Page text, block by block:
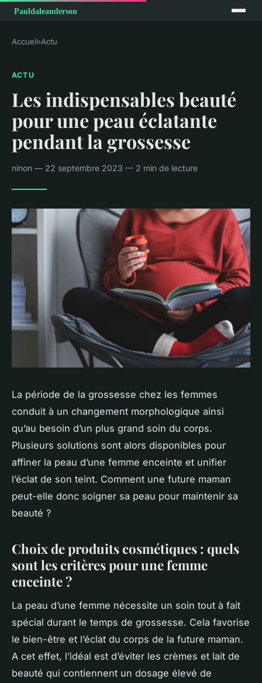
Accueil›Actu
ACTU
Les indispensables beauté
pour une peau éclatante
pendant la grossesse
ninon — 22 septembre 2023 — 2 min de lecture
La période de la grossesse chez les femmes
conduit à un changement morphologique ainsi
qu’au besoin d’un plus grand soin du corps.
Plusieurs solutions sont alors disponibles pour
affiner la peau d’une femme enceinte et unifier
l’éclat de son teint. Comment une future maman
peut-elle donc soigner sa peau pour maintenir sa
beauté ?
Choix de produits cosmétiques : quels
sont les critères pour une femme
enceinte ?
La peau d’une femme nécessite un soin tout à fait
spécial durant le temps de grossesse. Cela favorise
le bien-être et l’éclat du corps de la future maman.
A cet effet, l’idéal est d’éviter les crèmes et lait de
beauté qui contiennent un dosage élevé de